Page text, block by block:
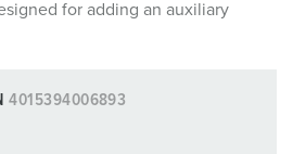
for adding an auxiliary
4015394006893